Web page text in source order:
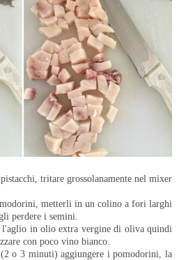
tritare grossolanamente nel mixer
metterli in un colino a fori larghi
perdere i semini.
l'aglio in olio extra vergine di oliva quindi
con poco vino bianco.
o 3 minuti) aggiungere i pomodorini, la